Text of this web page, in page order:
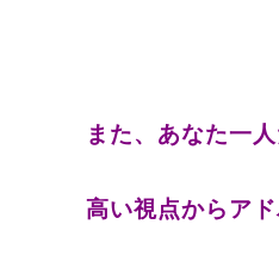
また、あなた一
高い視点からア